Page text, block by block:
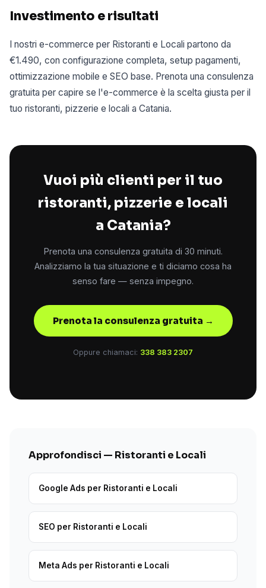
Investimento e risultati
I nostri e-commerce per Ristoranti e Locali partono da
€1.490, con configurazione completa, setup pagamenti,
ottimizzazione mobile e SEO base. Prenota una consulenza
gratuita per capire se l'e-commerce è la scelta giusta per il
tuo ristoranti, pizzerie e locali a Catania.
Vuoi più clienti per il tuo
ristoranti, pizzerie e locali
a Catania?
Prenota una consulenza gratuita di 30 minuti.
Analizziamo la tua situazione e ti diciamo cosa ha
senso fare — senza impegno.
Prenota la consulenza gratuita →
Oppure chiamaci: 338 383 2307
Approfondisci — Ristoranti e Locali
Google Ads per Ristoranti e Locali
SEO per Ristoranti e Locali
Meta Ads per Ristoranti e Locali